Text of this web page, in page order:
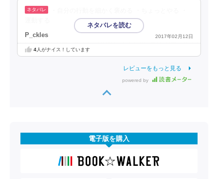
P_ckles 2017年02月12日
4人がナイス！しています
レビューをもっと見る
powered by
電子版を購入